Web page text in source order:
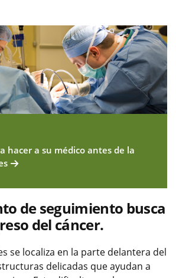
hacer a su médico antes de la
de seguimiento busca
del cáncer.
se localiza en la parte delantera del
delicadas que ayudan a